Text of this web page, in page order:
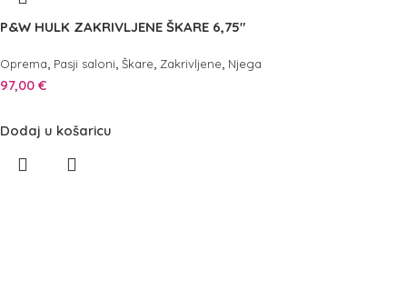
P&W HULK ZAKRIVLJENE ŠKARE 6,75″
Oprema, Pasji saloni, Škare, Zakrivljene, Njega
97,00 €
Dodaj u košaricu